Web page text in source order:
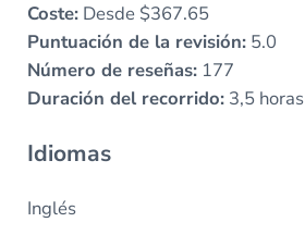
Coste:Desde $367.65
Puntuación de la revisión:5.0
Número de reseñas:177
Duración del recorrido:3,5 horas
Idiomas
Inglés